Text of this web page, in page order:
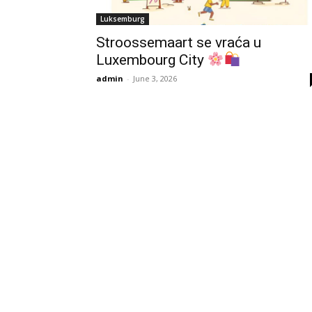
Luksemburg
Stroossemaart se vraća u
Luxembourg City
admin - June 3, 2026